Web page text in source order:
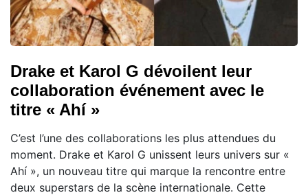
Drake et Karol G dévoilent leur
collaboration événement avec le
titre « Ahí »
C’est l’une des collaborations les plus attendues du
moment. Drake et Karol G unissent leurs univers sur «
Ahí », un nouveau titre qui marque la rencontre entre
deux superstars de la scène internationale. Cette